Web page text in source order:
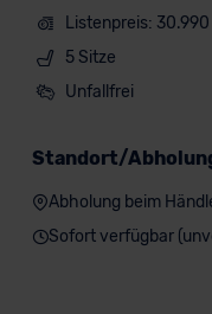
Listenpreis:
5 Sitze
Unfallfrei
Standort/
Abholung beim
Sofort verfügbar